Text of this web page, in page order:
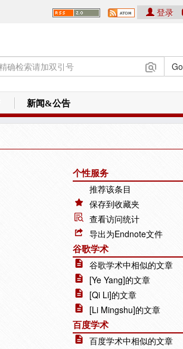
登录
新闻&公告
个性服务
推荐该条目
保存到收藏夹
查看访问统计
导出为Endnote文件
谷歌学术
谷歌学术中相似的文章
[Ye Yang]的文章
[Qi Li]的文章
[Li Mingshu]的文章
百度学术
百度学术中相似的文章